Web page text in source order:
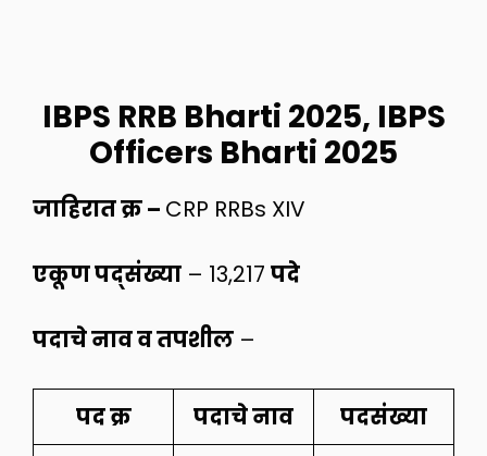
IBPS RRB Bharti 2025, IBPS
Officers Bharti 2025
जाहिरात क्र – CRP RRBs XIV
एकूण पद्संख्या – 13,217 पदे
पदाचे नाव व तपशील –
पद क्र पदाचे नाव पदसंख्या